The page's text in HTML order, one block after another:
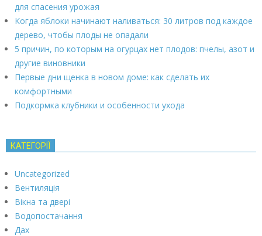
для спасения урожая
Когда яблоки начинают наливаться: 30 литров под каждое
дерево, чтобы плоды не опадали
5 причин, по которым на огурцах нет плодов: пчелы, азот и
другие виновники
Первые дни щенка в новом доме: как сделать их
комфортными
Подкормка клубники и особенности ухода
КАТЕГОРІЇ
Uncategorized
Вентиляція
Вікна та двері
Водопостачання
Дах